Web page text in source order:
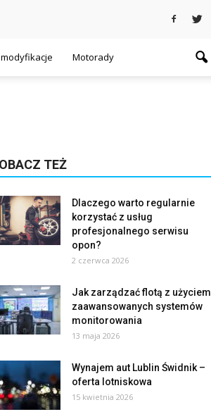
Motorady
TEŻ
Dlaczego warto regularnie
korzystać z usług
profesjonalnego serwisu
opon?
2 czerwca 2026
Jak zarządzać flotą z użyciem
zaawansowanych systemów
monitorowania
13 maja 2026
Wynajem aut Lublin Świdnik –
oferta lotniskowa
15 kwietnia 2026